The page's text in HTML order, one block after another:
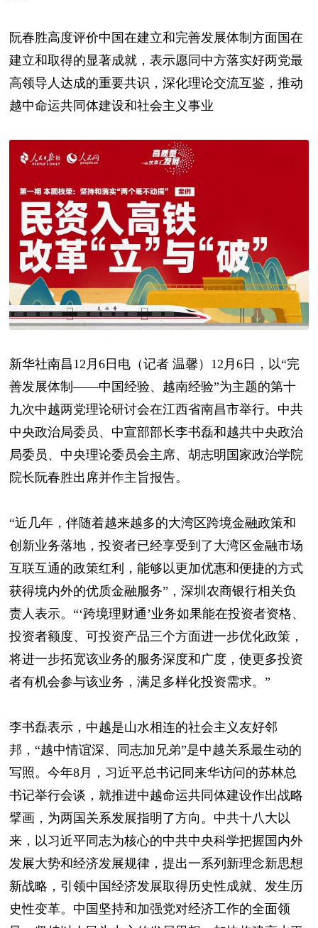
阮春胜高度评价中国在建立和完善发展体制方面国在
建立和取得的显著成就，表示愿同中方落实好两党最
高领导人达成的重要共识，深化理论交流互鉴，推动
越中命运共同体建设和社会主义事业
新华社南昌12月6日电（记者 温馨）12月6日，以“完
善发展体制——中国经验、越南经验”为主题的第十
九次中越两党理论研讨会在江西省南昌市举行。中共
中央政治局委员、中宣部部长李书磊和越共中央政治
局委员、中央理论委员会主席、胡志明国家政治学院
院长阮春胜出席并作主旨报告。
“近几年，伴随着越来越多的大湾区跨境金融政策和
创新业务落地，投资者已经享受到了大湾区金融市场
互联互通的政策红利，能够以更加优惠和便捷的方式
获得境内外的优质金融服务”，深圳农商银行相关负
责人表示。“‘跨境理财通’业务如果能在投资者资格、
投资者额度、可投资产品三个方面进一步优化政策，
将进一步拓宽该业务的服务深度和广度，使更多投资
者有机会参与该业务，满足多样化投资需求。”
李书磊表示，中越是山水相连的社会主义友好邻
邦，“越中情谊深、同志加兄弟”是中越关系最生动的
写照。今年8月，习近平总书记同来华访问的苏林总
书记举行会谈，就推进中越命运共同体建设作出战略
擘画，为两国关系发展指明了方向。中共十八大以
来，以习近平同志为核心的中共中央科学把握国内外
发展大势和经济发展规律，提出一系列新理念新思想
新战略，引领中国经济发展取得历史性成就、发生历
史性变革。中国坚持和加强党对经济工作的全面领